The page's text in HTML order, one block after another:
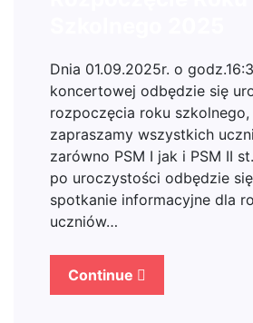
Dnia 01.09.2025r. o
koncertowej odbędzie się
rozpoczęcia roku
zapraszamy wszystkich
zarówno PSM I jak i PSM II
po uroczystości odbędzie
spotkanie informacyjne dla
uczniów…
Continue